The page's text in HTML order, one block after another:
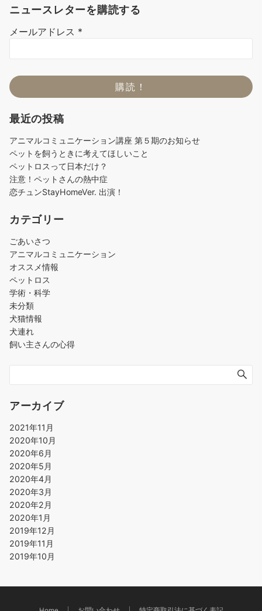
ー
ジ
送
ニュースレターを購読する
メールアドレス *
最近の投稿
アニマルコミュニケーション講座 第５期のお知らせ
ペットを飼うときに考えてほしいこと
ペットロスって日本だけ？
注意！ペットさんの熱中症
恋チュンStayHomeVer. 出演！
カテゴリー
ごあいさつ
アニマルコミュニケーション
オススメ情報
ペットロス
学術・科学
未分類
犬猫情報
犬連れ
飼い主さんの心得
アーカイブ
2021年11月
2020年10月
2020年6月
2020年5月
2020年4月
2020年3月
2020年2月
2020年1月
2019年12月
2019年11月
2019年10月